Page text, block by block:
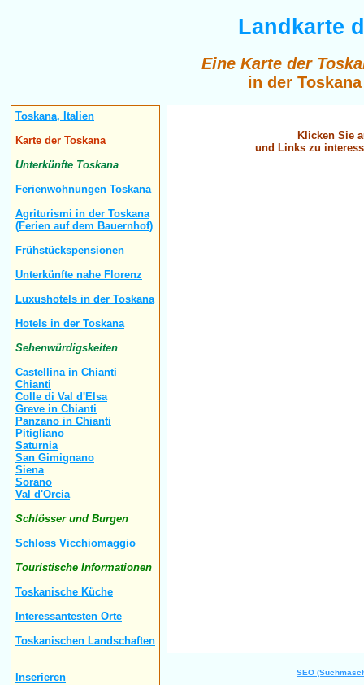
Landkarte
Eine Karte der
in der
Toskana, Italien
Karte der Toskana
Unterkünfte Toskana
Ferienwohnungen Toskana
Agriturismi in der Toskana
(Ferien auf dem Bauernhof)
Frühstückspensionen
Unterkünfte nahe Florenz
Luxushotels in der Toskana
Hotels in der Toskana
Sehenwürdigskeiten
Castellina in Chianti
Chianti
Colle di Val d'Elsa
Greve in Chianti
Panzano in Chianti
Pitigliano
Saturnia
San Gimignano
Siena
Sorano
Val d'Orcia
Schlösser und Burgen
Schloss Vicchiomaggio
Touristische Informationen
Toskanische Küche
Interessantesten Orte
Toskanischen Landschaften
Inserieren
Klicken Sie
und Links zu
SEO